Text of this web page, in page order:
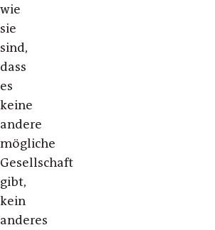
wie
sie
sind,
dass
es
keine
andere
mögliche
Gesellschaft
gibt,
kein
anderes